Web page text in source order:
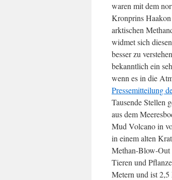
waren mit dem
Kronprins
arktischen
widmet sich
besser zu
bekanntlich ein
wenn es in die
Pressemitteilung
Tausende Stellen
aus dem
Mud Volcano in
in einem alten
Methan-Blow-Out
Tieren und
Metern und ist 2,5